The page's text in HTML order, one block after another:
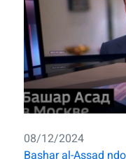
08/12/2024
Bashar al-Assad